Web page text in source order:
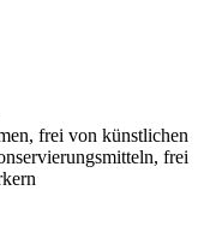
frei von künstlichen
frei